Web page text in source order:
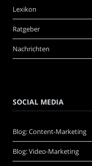
Lexikon
Ratgeber
Nachrichten
SOCIAL MEDIA
Blog: Content-Marketing
Blog: Video-Marketing